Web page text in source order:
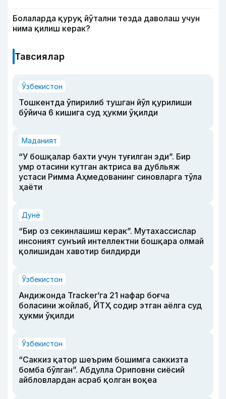
Болаларда қуруқ йўтални тезда даволаш учун
нима қилиш керак?
Тавсиялар
Ўзбекистон
Тошкентда ўпирилиб тушган йўл қурилиши
бўйича 6 кишига суд ҳукми ўқилди
Маданият
“У бошқалар бахти учун туғилган эди”. Бир
умр отасини кутган актриса ва дубльяж
устаси Римма Аҳмедованинг синовларга тўла
ҳаёти
Дунё
“Бир оз секинлашиш керак”. Мутахассислар
инсоният сунъий интеллектни бошқара олмай
қолишидан хавотир билдирди
Ўзбекистон
Андижонда Tracker’га 21 нафар боғча
боласини жойлаб, ЙТҲ содир этган аёлга суд
ҳукми ўқилди
Ўзбекистон
“Саккиз қатор шеърим бошимга саккизта
бомба бўлган”. Абдулла Ориповни сиёсий
айбловлардан асраб қолган воқеа